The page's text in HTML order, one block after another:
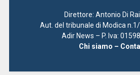
Direttore: Antonio Di
Aut. del tribunale di Modica
Adir News – P. Iva:
Chi siamo –